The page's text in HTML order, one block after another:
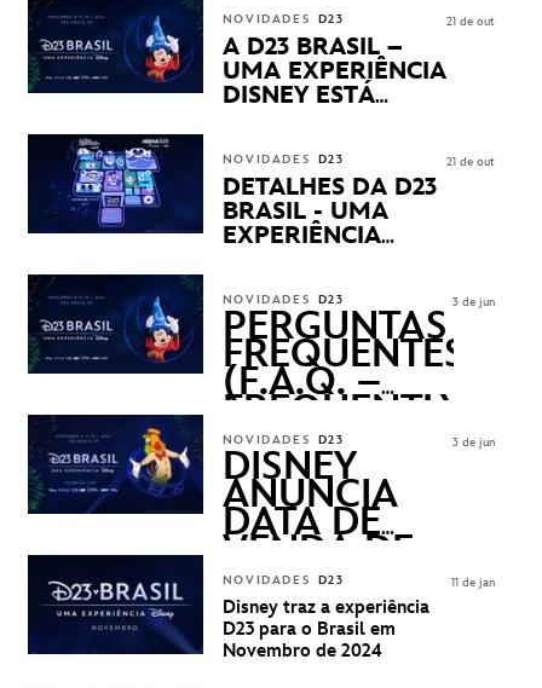
APRESENTAÇÕES E
PRODUTOS EXCLUSIVOS
NO TRANSAMÉRICA EXPO
CENTER EM SÃO PAULO
NOVIDADES D23
A D23 BRASIL –
UMA EXPERIÊNCIA
DISNEY ESTÁ
21 de out
NOVIDADES D23
DETALHES DA D23
BRASIL - UMA
EXPERIÊNCIA
21 de out
NOVIDADES D23
PERGUNTAS
FREQUENTES
(F.A.Q. –
FREQUENTLY
ASKED
QUESTIONS)
3 de jun
NOVIDADES D23
DISNEY
ANUNCIA
DATA DE
VENDA DE
INGRESSOS
PARA A D23
BRASIL -
UMA
3 de jun
NOVIDADES D23
Disney traz a experiência
D23 para o Brasil em
Novembro de 2024
11 de jan